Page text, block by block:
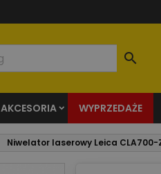

AKCESORIA WYPRZEDAŻE
Niwelator laserowy Leica CLA700-